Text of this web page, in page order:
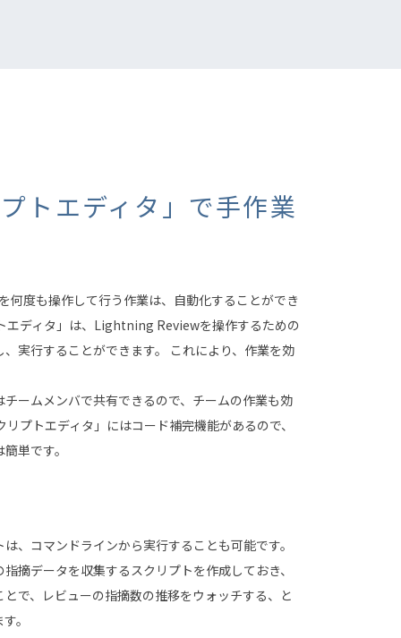
トエディタ」で手作業
度も操作して行う作業は、自動化することができ
エディタ」は、Lightning Reviewを操作するための
実行することができます。 これにより、作業を効
ームメンバで共有できるので、チームの作業も効
リプトエディタ」にはコード補完機能があるので、
単です。
、コマンドラインから実行することも可能です。
摘データを収集するスクリプトを作成しておき、
で、レビューの指摘数の推移をウォッチする、と
。